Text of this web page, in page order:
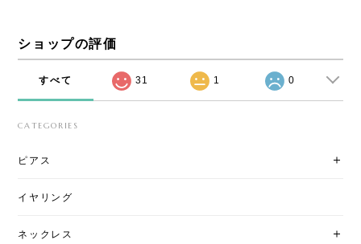
ショップの評価
すべて 31 1 0
CATEGORIES
ピアス
イヤリング
ネックレス